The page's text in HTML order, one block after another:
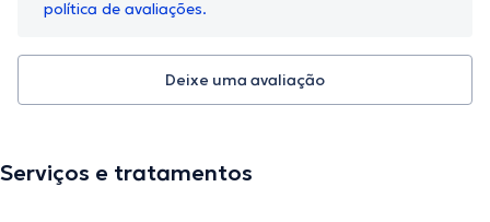
política de avaliações.
Deixe uma avaliação
Serviços e tratamentos